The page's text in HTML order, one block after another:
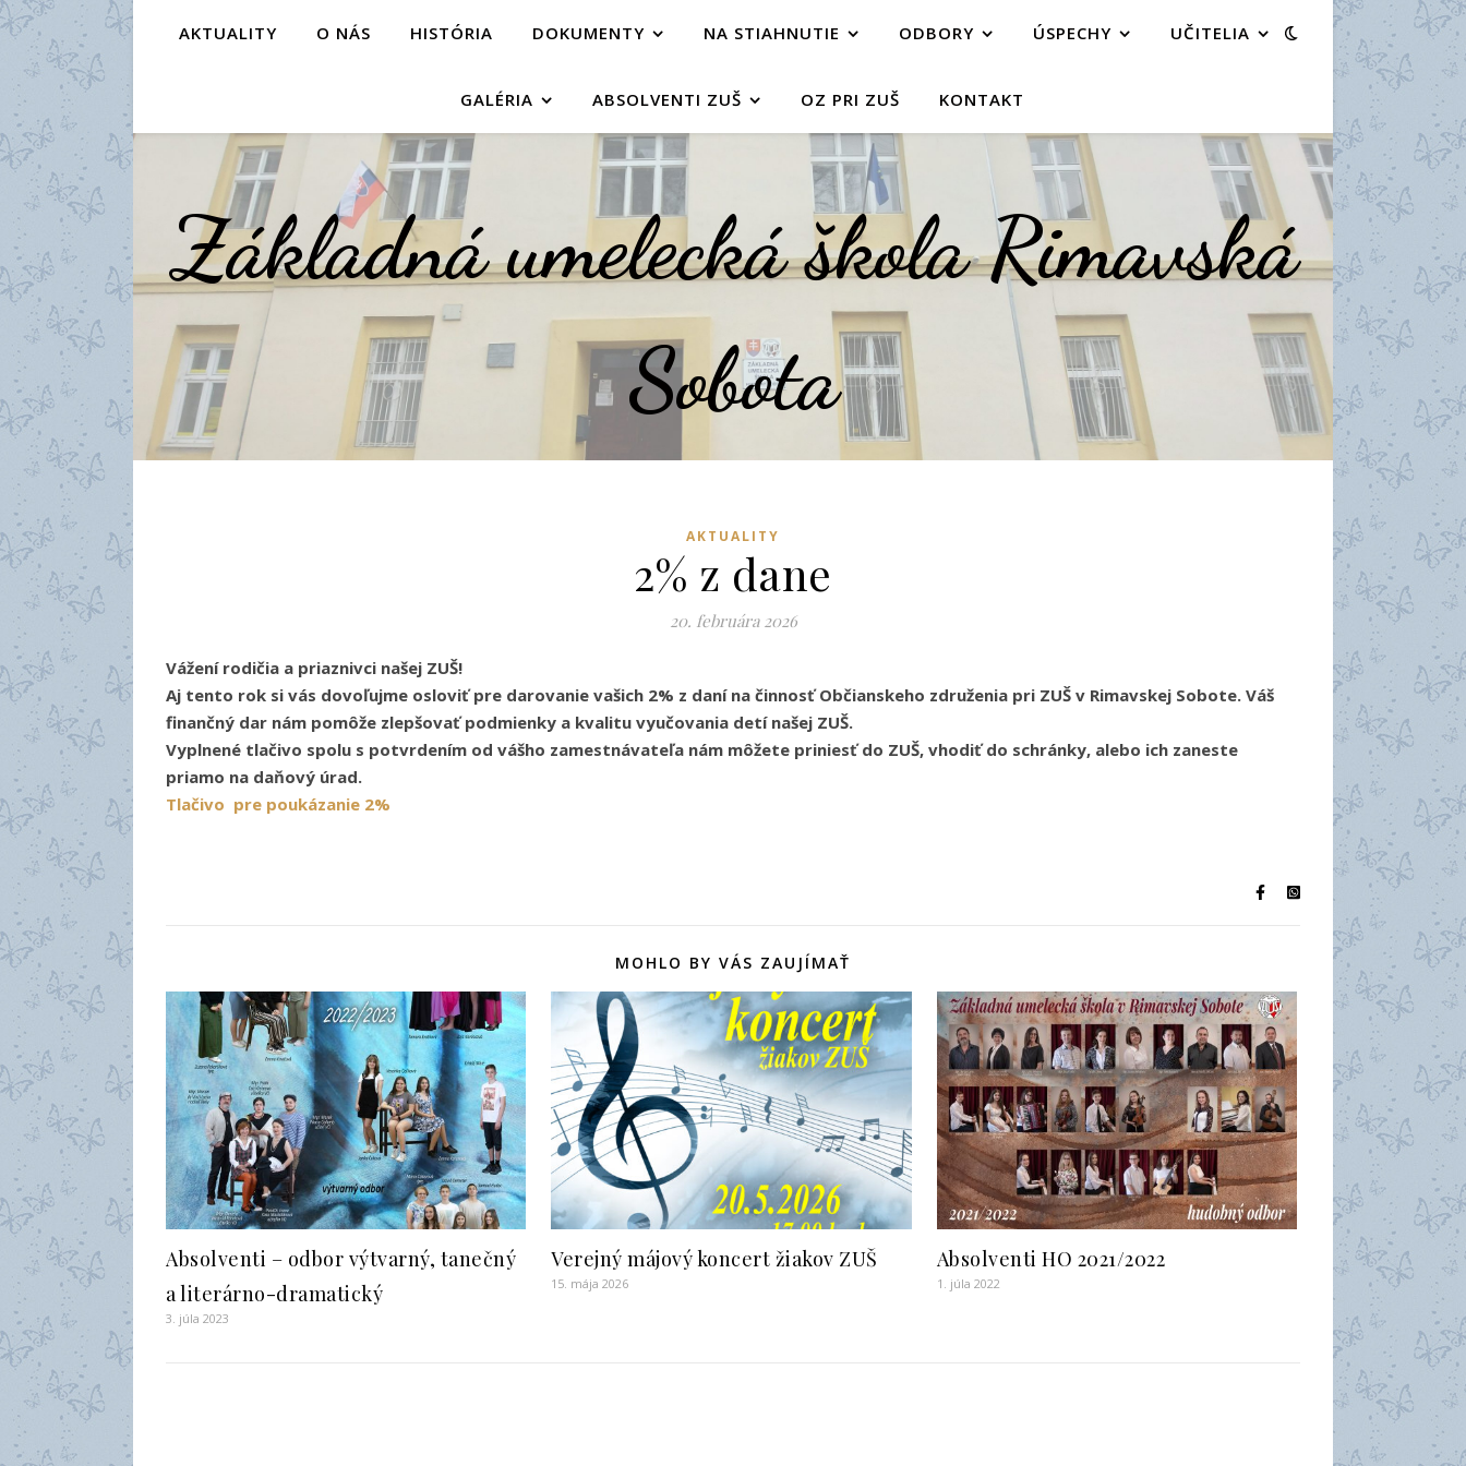
AKTUALITY O NÁS HISTÓRIA DOKUMENTY NA STIAHNUTIE ODBORY ÚSPECHY UČITELIA
GALÉRIA ABSOLVENTI ZUŠ OZ PRI ZUŠ KONTAKT
Základná umelecká škola Rimavská
Sobota
AKTUALITY
2% z dane
20. februára 2026
Vážení rodičia a priaznivci našej ZUŠ!
Aj tento rok si vás dovoľujme osloviť pre darovanie vašich 2% z daní na činnosť Občianskeho združenia pri ZUŠ v Rimavskej Sobote. Váš
finančný dar nám pomôže zlepšovať podmienky a kvalitu vyučovania detí našej ZUŠ.
Vyplnené tlačivo spolu s potvrdením od vášho zamestnávateľa nám môžete priniesť do ZUŠ, vhodiť do schránky, alebo ich zaneste
priamo na daňový úrad.
Tlačivo pre poukázanie 2%
MOHLO BY VÁS ZAUJÍMAŤ
Absolventi – odbor výtvarný, tanečný
a literárno-dramatický
3. júla 2023
Verejný májový koncert žiakov ZUŠ
15. mája 2026
Absolventi HO 2021/2022
1. júla 2022